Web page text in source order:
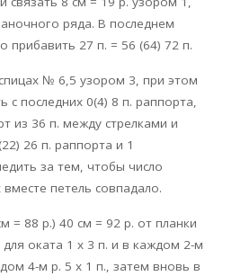
ряда. В последнем
прибавить 27 п. = 56 (64) 72 п.
№ 6,5 узором 3, при этом
с последних 0(4) 8 п. раппорта,
из 36 п. между стрелками и
26 п. раппорта и 1
за тем, чтобы число
петель совпадало.
= 88 р.) 40 см = 92 р. от планки
оката 1 х 3 п. и в каждом 2-м
4-м р. 5 х 1 п., затем вновь в